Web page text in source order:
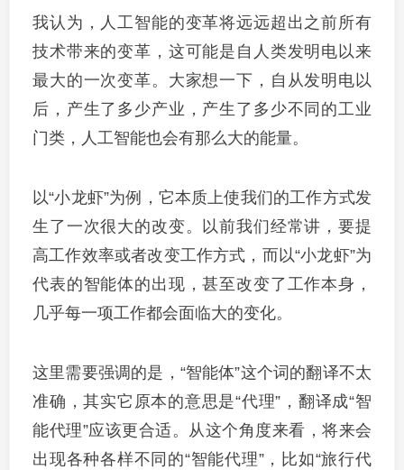
我认为，人工智能的变革将远远超出之前所有
技术带来的变革，这可能是自人类发明电以来
最大的一次变革。大家想一下，自从发明电以
后，产生了多少产业，产生了多少不同的工业
门类，人工智能也会有那么大的能量。
以“小龙虾”为例，它本质上使我们的工作方式发
生了一次很大的改变。以前我们经常讲，要提
高工作效率或者改变工作方式，而以“小龙虾”为
代表的智能体的出现，甚至改变了工作本身，
几乎每一项工作都会面临大的变化。
这里需要强调的是，“智能体”这个词的翻译不太
准确，其实它原本的意思是“代理”，翻译成“智
能代理”应该更合适。从这个角度来看，将来会
出现各种各样不同的“智能代理”，比如“旅行代